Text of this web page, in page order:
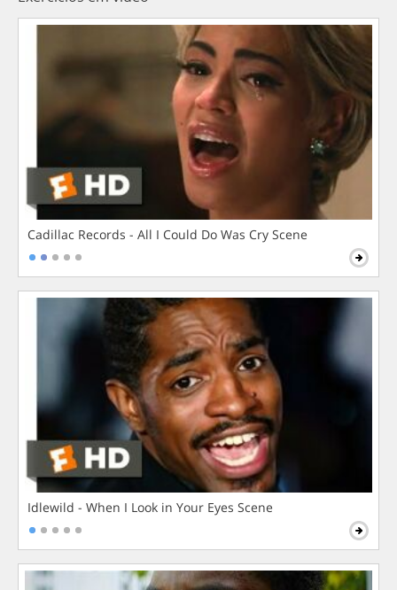
Cadillac Records - All I Could Do Was Cry Scene
Idlewild - When I Look in Your Eyes Scene